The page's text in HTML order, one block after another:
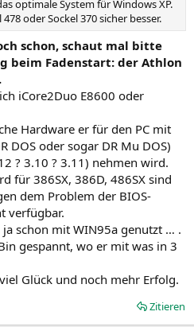
optimale System für Windows XP.
oder Sockel 370 sicher besser.
schon, schaut mal bitte
beim Fadenstart: der Athlon
iCore2Duo E8600 oder
Hardware er für den PC mit
DOS oder sogar DR Mu DOS)
? 3.10 ? 3.11) nehmen wird.
für 386SX, 386D, 486SX sind
dem Problem der BIOS-
verfügbar.
schon mit WIN95a genutzt … .
gespannt, wo er mit was in 3
Glück und noch mehr Erfolg.
Zitieren